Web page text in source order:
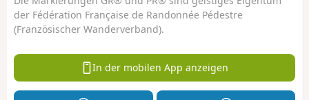
der Fédération Française de Randonnée Pédestre
(Französischer Wanderverband).
In der mobilen App anzeigen